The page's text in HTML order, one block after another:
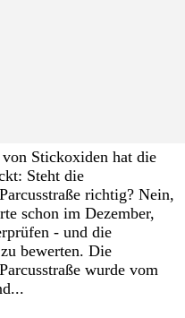
Stickoxiden hat die
Steht die
richtig? Nein,
schon im Dezember,
- und die
bewerten. Die
wurde vom